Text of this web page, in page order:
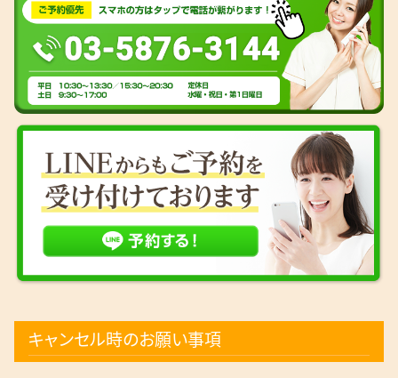
キャンセル時のお願い事項